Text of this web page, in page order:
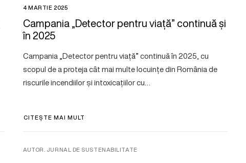
4 MARTIE 2025
Campania „Detector pentru viață” continuă și
în 2025
Campania „Detector pentru viață” continuă în 2025, cu
scopul de a proteja cât mai multe locuințe din România de
riscurile incendiilor și intoxicațiilor cu…
CITEȘTE MAI MULT
AUTOR. JURNAL DE SUSTENABILITATE